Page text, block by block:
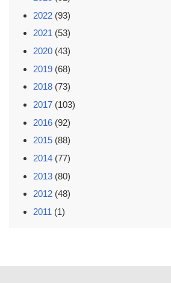
2022 (93)
2021 (53)
2020 (43)
2019 (68)
2018 (73)
2017 (103)
2016 (92)
2015 (88)
2014 (77)
2013 (80)
2012 (48)
2011 (1)